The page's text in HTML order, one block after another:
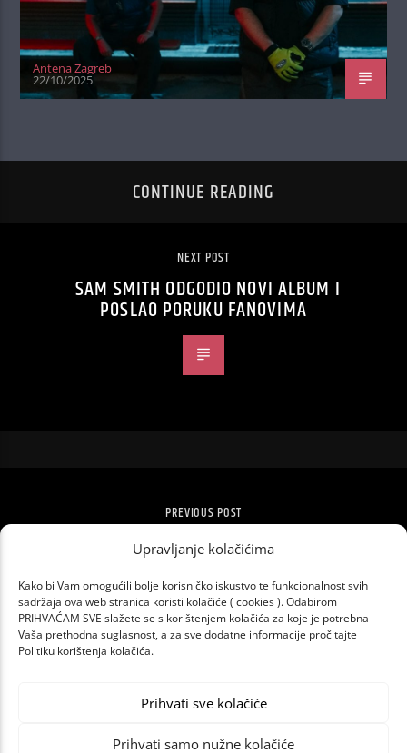
Upravljanje kolačićima
Kako bi Vam omogućili bolje korisničko iskustvo te funkcionalnost svih
sadržaja ova web stranica koristi kolačiće ( cookies ). Odabirom
PRIHVAĆAM SVE slažete se s korištenjem kolačića za koje je potrebna
Vaša prethodna suglasnost, a za sve dodatne informacije pročitajte
Politiku korištenja kolačića.
Prihvati sve kolačiće
Prihvati samo nužne kolačiće
Antena Zagreb
22/10/2025
CONTINUE READING
NEXT POST
SAM SMITH ODGODIO NOVI ALBUM I
POSLAO PORUKU FANOVIMA
PREVIOUS POST
JONAS BROTHERS USPJEŠNIJI NEGO IKAD